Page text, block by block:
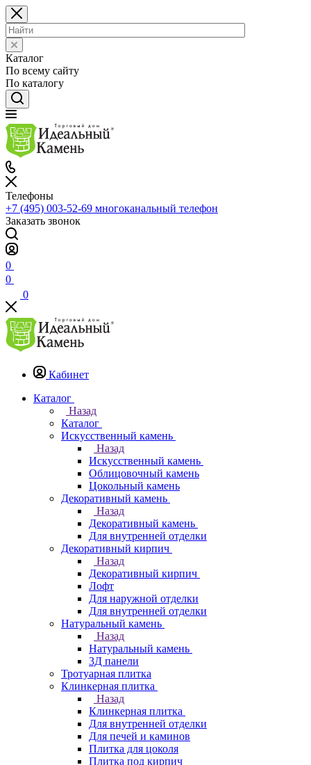
Каталог
По всему сайту
По каталогу
Телефоны
+7 (495) 003-52-69 многоканальный телефон
Заказать звонок
0
0
0
Кабинет
Каталог
Назад
Каталог
Искусственный камень
Назад
Искусственный камень
Облицовочный камень
Цокольный камень
Декоративный камень
Назад
Декоративный камень
Для внутренней отделки
Декоративный кирпич
Назад
Декоративный кирпич
Лофт
Для наружной отделки
Для внутренней отделки
Натуральный камень
Назад
Натуральный камень
3Д панели
Тротуарная плитка
Клинкерная плитка
Назад
Клинкерная плитка
Для внутренней отделки
Для печей и каминов
Плитка для цоколя
Плитка под кирпич